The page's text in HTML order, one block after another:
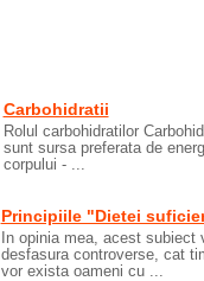
Carbohidratii
Rolul carbohidratilor
sunt sursa preferata de
corpului - ...
Principiile "Dietei
In opinia mea, acest subiect
desfasura controverse, cat
vor exista oameni cu ...